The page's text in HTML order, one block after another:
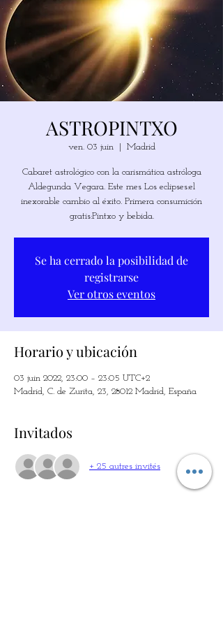
ASTROPINTXO
ven. 03 juin
  |
Madrid
Cabaret astrológico con la carismática astróloga
Aldegunda Vegara. Este mes Los eclipses:el
inexorable cambio al éxito. Primera consumición
gratis:Pintxo y bebida.
Se ha cerrado la posibilidad de
registrarse
Ver otros eventos
Horario y ubicación
03 juin 2022, 23:00 – 23:05 UTC+2
Madrid, C. de Zurita, 23, 28012 Madrid, España
Invitados
+ 25 autres invités